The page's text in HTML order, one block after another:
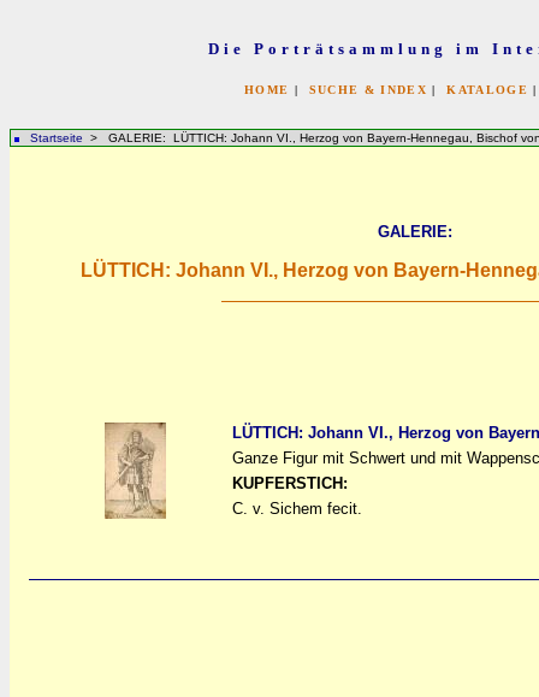
Die Porträtsammlung im
HOME | SUCHE & INDEX |KATALOGE
Startseite > GALERIE: LÜTTICH: Johann VI., Herzog von Bayern-Hennegau, Bischof
GALERIE:
LÜTTICH: Johann VI., Herzog von Bayern-
LÜTTICH: Johann VI., Herzog von
Ganze Figur mit Schwert und mit
KUPFERSTICH:
C. v. Sichem fecit.